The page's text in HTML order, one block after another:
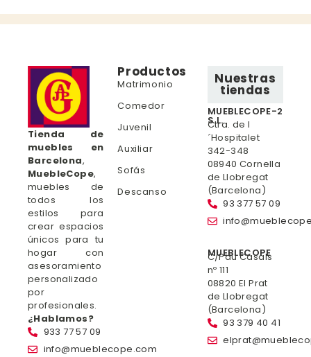
Tienda de
muebles en
Barcelona,
MuebleCope,
muebles de
todos los
estilos para
crear espacios
únicos para tu
hogar con
asesoramiento
personalizado
por
profesionales.
¿Hablamos?
933 77 57 09
info@mueblecope.com
Productos
Matrimonio
Comedor
Juvenil
Auxiliar
Sofás
Descanso
Nuestras
tiendas
MUEBLECOPE-2
S.L.
Ctra. de l
´Hospitalet
342-348
08940 Cornella
de Llobregat
(Barcelona)
93 377 57 09
MUEBLECOPE
C/Pau Casals
nº 111
08820 El Prat
de Llobregat
(Barcelona)
93 379 40 41